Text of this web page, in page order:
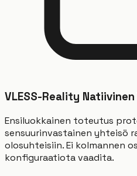
VLESS-Reality Natiivinen
Ensiluokkainen toteutus
sensuurinvastainen yhteisö
olosuhteisiin. Ei kolmannen
konfiguraatiota vaadita.